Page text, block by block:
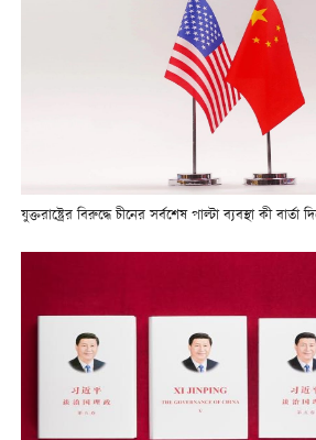
যুক্তরাষ্ট্রের বিরুদ্ধে চীনের সর্বশেষ পাল্টা ব্যবস্থা কী বার্তা